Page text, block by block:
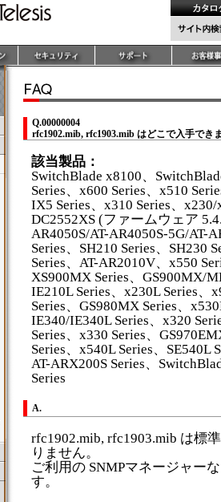
Q.00000004
rfc1902.mib, rfc1903.mib はどこで入手でき
該当製品：
SwitchBlade x8100、
Series、x600 Series、x510
IX5 Series、x310 Series、
DC2552XS (ファームウェア
AR4050S/AT-AR4050S-5G/AT-
Series、SH210 Series、SH230
Series、AT-AR2010V、x550
XS900MX Series、GS900MX/
IE210L Series、x230L Series、
Series、GS980MX Series、
IE340/IE340L Series、x320
Series、x330 Series、
Series、x540L Series、SE540L
AT-ARX200S Series、
Series
A.
rfc1902.mib, rfc1903.mib は標
りません。
ご利用の SNMPマネージャー
す。